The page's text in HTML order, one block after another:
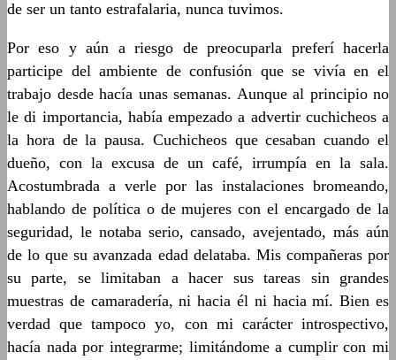
de ser un tanto estrafalaria, nunca tuvimos.
Por eso y aún a riesgo de preocuparla preferí hacerla
participe del ambiente de confusión que se vivía en el
trabajo desde hacía unas semanas. Aunque al principio no
le di importancia, había empezado a advertir cuchicheos a
la hora de la pausa. Cuchicheos que cesaban cuando el
dueño, con la excusa de un café, irrumpía en la sala.
Acostumbrada a verle por las instalaciones bromeando,
hablando de política o de mujeres con el encargado de la
seguridad, le notaba serio, cansado, avejentado, más aún
de lo que su avanzada edad delataba. Mis compañeras por
su parte, se limitaban a hacer sus tareas sin grandes
muestras de camaradería, ni hacia él ni hacia mí. Bien es
verdad que tampoco yo, con mi carácter introspectivo,
hacía nada por integrarme; limitándome a cumplir con mi